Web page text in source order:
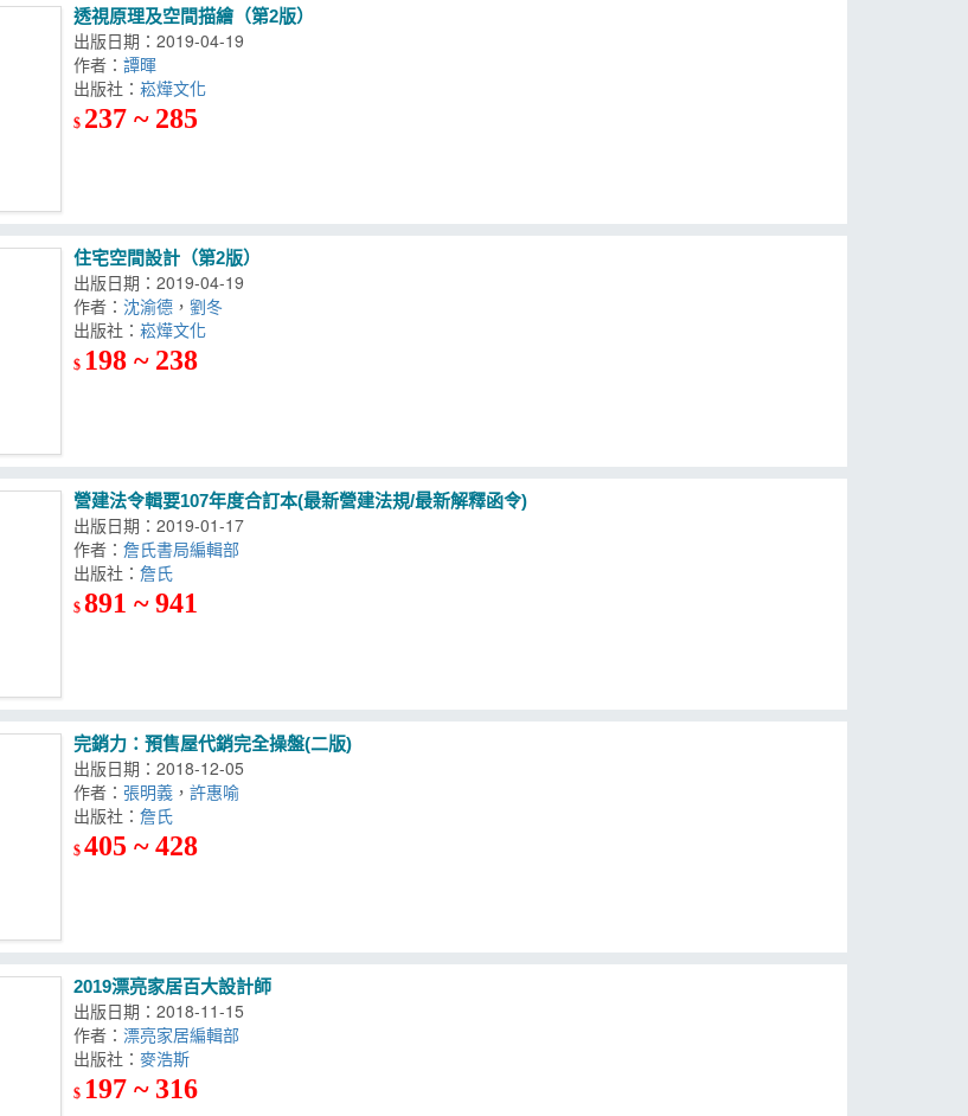
透視原理及空間描繪（第2版）
出版日期：2019-04-19
作者：譚暉
出版社：
$ 237 ~ 285
住宅空間設計（第2版）
出版日期：2019-04-19
作者：沈渝德 ，劉冬
出版社：
$ 198 ~ 238
營建法令輯要107年度合訂本(最新營建法規/最新解釋函令)
出版日期：2019-01-17
作者：詹氏書局編輯部
出版社：
$891 ~ 941
完銷力：預售屋代銷完全操盤(二版)
出版日期：2018-12-05
作者：張明義 ，許惠喻
出版社：
$405 ~ 428
2019漂亮家居百大設計師
出版日期：2018-11-15
作者：漂亮家居編輯部
出版社：
$ 197 ~ 316